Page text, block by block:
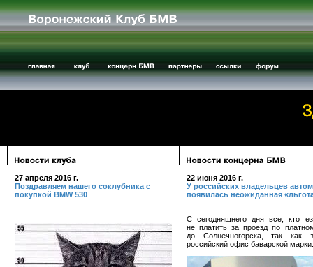
27 апреля 2016 г.
Поздравляем нашего соклубника с
покупкой BMW 530
22 июня 2016 г.
У российских владельцев
появилась неожиданная
С сегодняшнего дня все, кто
не платить за проезд по
до Солнечногорска, так как
российский офис баварской марки.